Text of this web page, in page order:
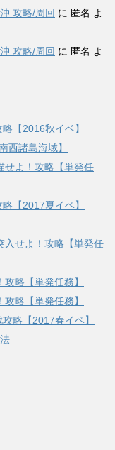
攻略/周回 に 匿名 よ
攻略/周回 に 匿名 よ
【2016秋イベ】
西諸島海域】
せよ！攻略【単発任
【2017夏イベ】
入せよ！攻略【単発任
略【単発任務】
略【単発任務】
略【2017春イベ】